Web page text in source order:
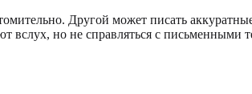
Другой может писать
вслух, но не справляться с письменными